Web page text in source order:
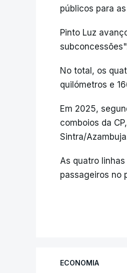
públicos para
Pinto Luz
No total, os
quilómetros e
Em 2025,
comboios da
Sintra/
As quatro
passageiros no
ECONOMIA